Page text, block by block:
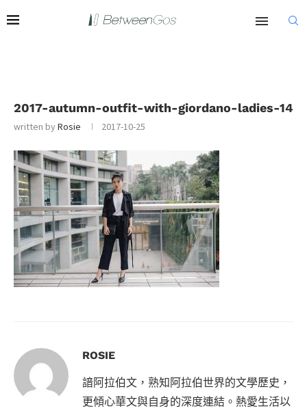
2017-autumn-outfit-with-giordano-ladies-14
written byRosie 2017-10-25
ROSIE
諳阿拉伯文，熟知阿拉伯世界的文學歷史，
更傾心華文與自身的深度連結。熱愛生活以